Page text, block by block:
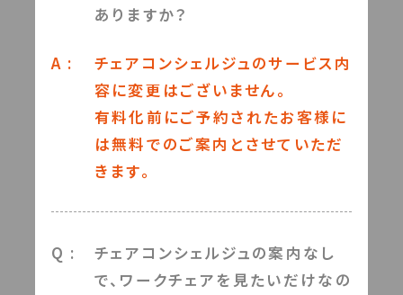
ありますか？
A :
チェアコンシェルジュのサービス内
容に変更はございません。
有料化前にご予約されたお客様に
は無料でのご案内とさせていただ
きます。
Q :
チェアコンシェルジュの案内なし
で、ワークチェアを見たいだけなの